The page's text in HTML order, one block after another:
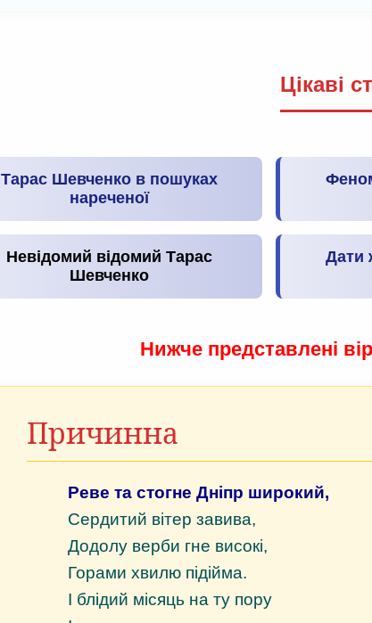
Цікаві
Тарас Шевченко в пошуках
нареченої
Невідомий відомий Тарас
Шевченко
Дати
Нижче представлені
Причинна
Реве та стогне Дніпр широкий,
Сердитий вітер завива,
Додолу верби гне високі,
Горами хвилю підійма.
І блідий місяць на ту пору